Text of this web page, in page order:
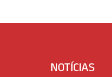
NOTÍCIAS